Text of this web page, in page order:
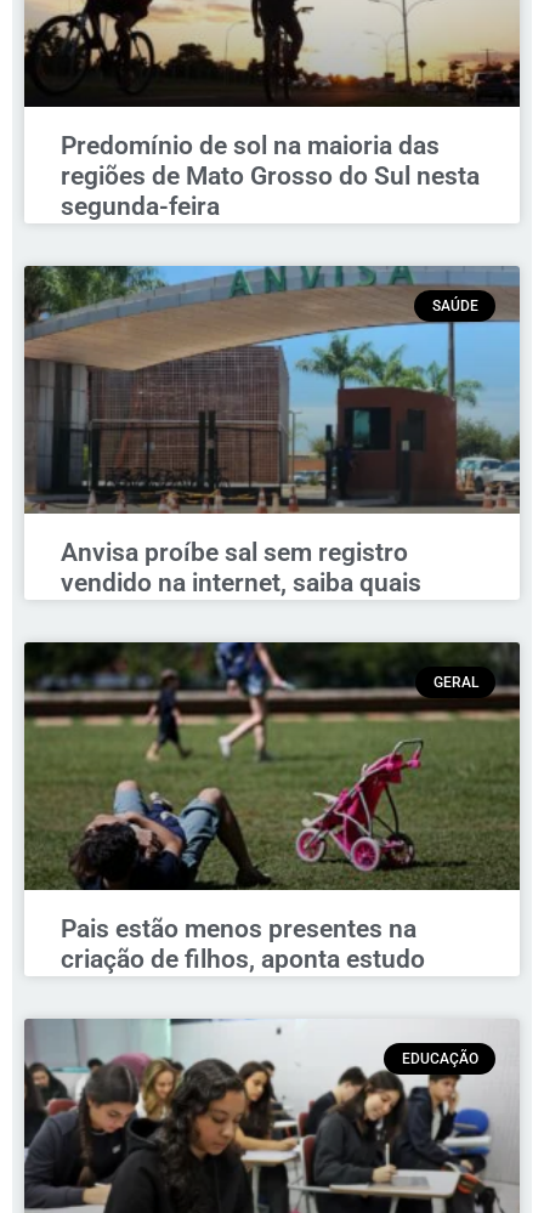
Predomínio de sol na maioria das
regiões de Mato Grosso do Sul nesta
segunda-feira
SAÚDE
Anvisa proíbe sal sem registro
vendido na internet, saiba quais
GERAL
Pais estão menos presentes na
criação de filhos, aponta estudo
EDUCAÇÃO